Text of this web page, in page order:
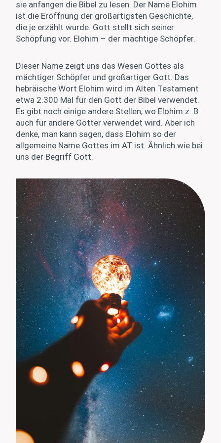
sie anfangen die Bibel zu lesen. Der Name Elohim
ist die Eröffnung der großartigsten Geschichte,
die je erzählt wurde. Gott stellt sich seiner
Schöpfung vor. Elohim – der mächtige Schöpfer.
Dieser Name zeigt uns das Wesen Gottes als
mächtiger Schöpfer und großartiger Gott. Das
hebräische Wort Elohim wird im Alten Testament
etwa 2.300 Mal für den Gott der Bibel verwendet.
Es gibt noch einige andere Stellen, wo Elohim z. B.
auch für andere Götter verwendet wird. Aber ich
denke, man kann sagen, dass Elohim so der
allgemeine Name Gottes im AT ist. Ähnlich wie bei
uns der Begriff Gott.